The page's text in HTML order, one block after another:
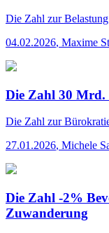
Die Zahl zur
04.02.2026, Maxime
Die Zahl 30
Die Zahl zur
27.01.2026, Michele
Die Zahl -2%
Zuwanderung